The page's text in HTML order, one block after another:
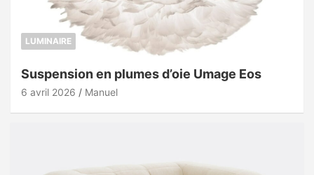
LUMINAIRE
Suspension en plumes d’oie Umage Eos
6 avril 2026 Manuel